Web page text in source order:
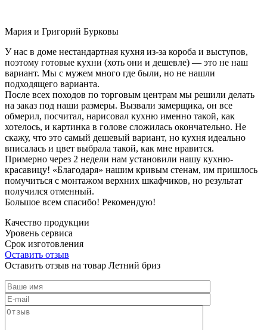
Мария и Григорий Бурковы
У нас в доме нестандартная кухня из-за короба и выступов,
поэтому готовые кухни (хоть они и дешевле) — это не наш
вариант. Мы с мужем много где были, но не нашли
подходящего варианта.
После всех походов по торговым центрам мы решили делать
на заказ под наши размеры. Вызвали замерщика, он все
обмерил, посчитал, нарисовал кухню именно такой, как
хотелось, и картинка в голове сложилась окончательно. Не
скажу, что это самый дешевый вариант, но кухня идеально
вписалась и цвет выбрала такой, как мне нравится.
Примерно через 2 недели нам установили нашу кухню-
красавицу! «Благодаря» нашим кривым стенам, им пришлось
помучиться с монтажом верхних шкафчиков, но результат
получился отменный.
Большое всем спасибо! Рекомендую!
Качество продукции
Уровень сервиса
Срок изготовления
Оставить отзыв
Оставить отзыв на товар Летний бриз